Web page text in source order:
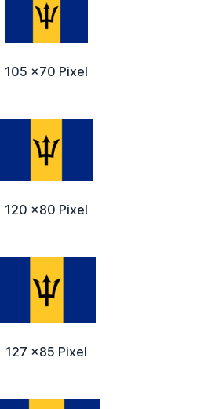
105 x70 Pixel
120 x80 Pixel
127 x85 Pixel